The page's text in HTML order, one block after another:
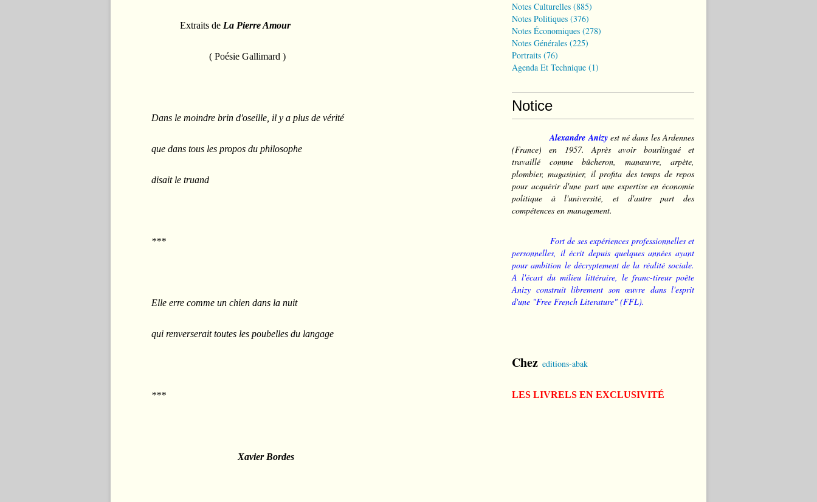
Extraits de La Pierre Amour
( Poésie Gallimard )
Dans le moindre brin d'oseille, il y a plus de vérité
que dans tous les propos du philosophe
disait le truand
***
Elle erre comme un chien dans la nuit
qui renverserait toutes les poubelles du langage
***
Xavier Bordes
Notes Culturelles (885)
Notes Politiques (376)
Notes Économiques (278)
Notes Générales (225)
Portraits (76)
Agenda Et Technique (1)
Notice
Alexandre Anizy est né dans les Ardennes
(France) en 1957. Après avoir bourlingué et
travaillé comme bûcheron, manœuvre, arpète,
plombier, magasinier, il profita des temps de repos
pour acquérir d'une part une expertise en économie
politique à l'université, et d'autre part des
compétences en management.
Fort de ses expériences professionnelles et
personnelles, il écrit depuis quelques années ayant
pour ambition le décryptement de la réalité sociale.
A l'écart du milieu littéraire, le franc-tireur poète
Anizy construit librement son œuvre dans l'esprit
d'une "Free French Literature" (FFL).
Chez editions-abak
LES LIVRELS EN EXCLUSIVITÉ